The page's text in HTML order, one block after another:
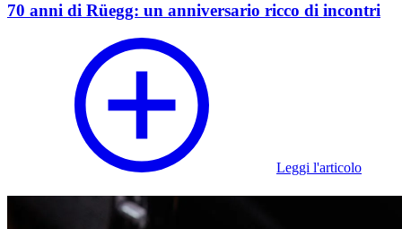
70 anni di Rüegg: un anniversario ricco di incontri
Leggi l'articolo